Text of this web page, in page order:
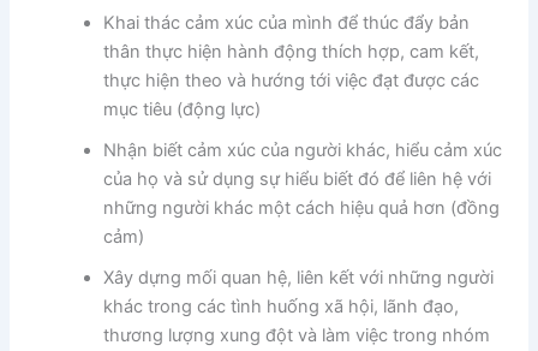
Khai thác cảm xúc của mình để thúc đẩy bản
thân thực hiện hành động thích hợp, cam kết,
thực hiện theo và hướng tới việc đạt được các
mục tiêu (động lực)
Nhận biết cảm xúc của người khác, hiểu cảm xúc
của họ và sử dụng sự hiểu biết đó để liên hệ với
những người khác một cách hiệu quả hơn (đồng
cảm)
Xây dựng mối quan hệ, liên kết với những người
khác trong các tình huống xã hội, lãnh đạo,
thương lượng xung đột và làm việc trong nhóm